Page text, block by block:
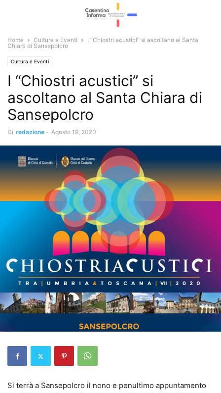
Home Cultura e Eventi
I “Chiostri acustici” si ascoltano al Santa
Chiara di Sansepolcro
Cultura e Eventi
I “Chiostri acustici” si
ascoltano al Santa Chiara di
Sansepolcro
Di redazione - Agosto 19, 2020
Si terrà a Sansepolcro il nono e penultimo appuntamento